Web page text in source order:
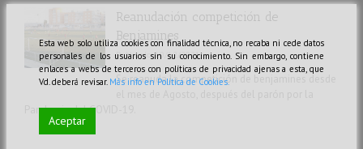
Reanudación competición de
Benjamines
Publicado: 10/12/2021
Se reanuda la competición de benjamines desde
Pandemia del COVID-19.
Esta web solo utiliza cookies con finalidad técnica, no recaba ni cede datos
personales de los usuarios sin su conocimiento. Sin embargo, contiene
enlaces a webs de terceros con políticas de privacidad ajenas a esta, que
Vd. deberá revisar. Más info en Política de Cookies.
Aceptar